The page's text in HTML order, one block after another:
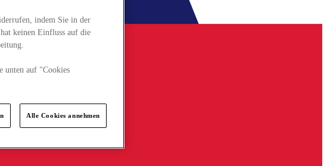
indem Sie in der
keinen Einfluss auf die
unten auf "Cookies
Alle Cookies annehmen